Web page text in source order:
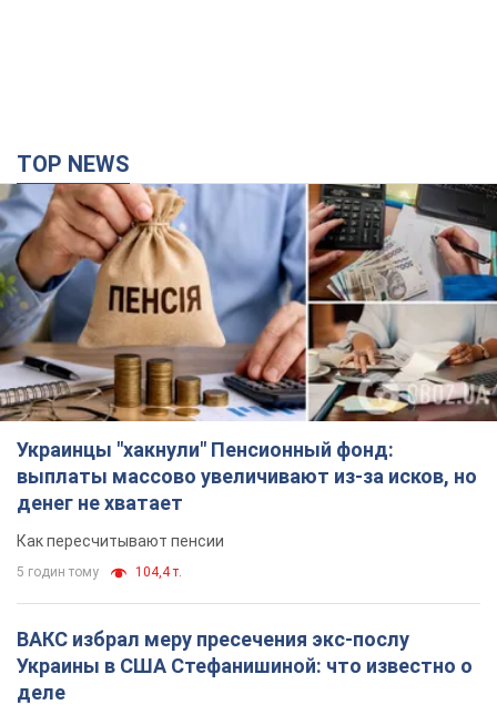
TOP NEWS
Украинцы "хакнули" Пенсионный фонд:
выплаты массово увеличивают из-за исков, но
денег не хватает
Как пересчитывают пенсии
5 годин тому 104,4 т.
ВАКС избрал меру пресечения экс-послу
Украины в США Стефанишиной: что известно о
деле